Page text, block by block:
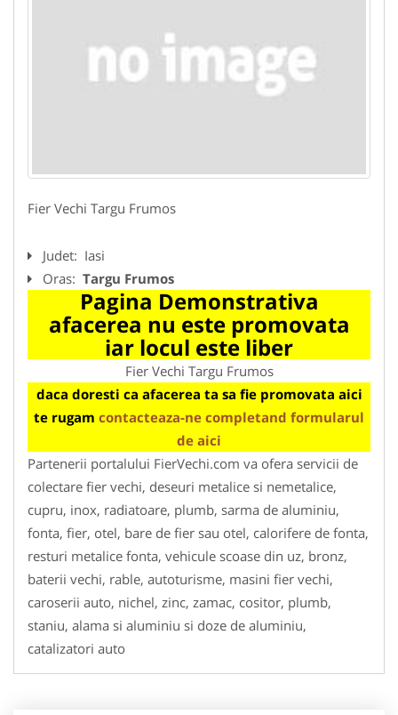
Fier Vechi Targu Frumos
Judet: Iasi
Oras: Targu Frumos
Pagina Demonstrativa
afacerea nu este promovata
iar locul este liber
Fier Vechi Targu Frumos
daca doresti ca afacerea ta sa fie promovata aici
te rugam contacteaza-ne completand formularul
de aici
Partenerii portalului FierVechi.com va ofera servicii de
colectare fier vechi, deseuri metalice si nemetalice,
cupru, inox, radiatoare, plumb, sarma de aluminiu,
fonta, fier, otel, bare de fier sau otel, calorifere de fonta,
resturi metalice fonta, vehicule scoase din uz, bronz,
baterii vechi, rable, autoturisme, masini fier vechi,
caroserii auto, nichel, zinc, zamac, cositor, plumb,
staniu, alama si aluminiu si doze de aluminiu,
catalizatori auto